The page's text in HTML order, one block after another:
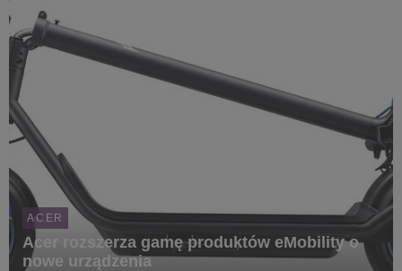
ACER
Acer rozszerza gamę produktów eMobility o
nowe urządzenia